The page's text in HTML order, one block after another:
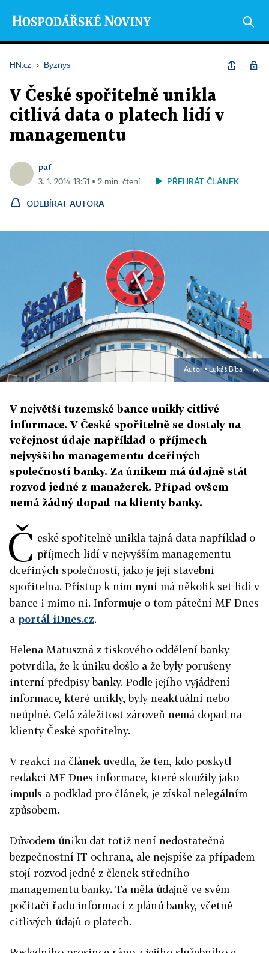
HN.cz › Byznys
V České spořitelně unikla
citlivá data o platech lidí v
managementu
paf
3. 1. 2014 13:51 ▪ 2 min. čtení PŘEHRÁT ČLÁNEK
ODEBÍRAT AUTORA
Autor ▪Lukáš Bíba
V největší tuzemské bance unikly citlivé
informace. V České spořitelně se dostaly na
veřejnost údaje například o příjmech
nejvyššího managementu dceřiných
společností banky. Za únikem má údajně stát
rozvod jedné z manažerek. Případ ovšem
nemá žádný dopad na klienty banky.
Č eské spořitelně unikla tajná data například o
příjmech lidí v nejvyšším managementu
dceřiných společností, jako je její stavební
spořitelna. Přístup k nim nyní má několik set lidí v
bance i mimo ni. Informuje o tom páteční MF Dnes
a portál iDnes.cz.
Helena Matuszná z tiskového oddělení banky
potvrdila, že k úniku došlo a že byly porušeny
interní předpisy banky. Podle jejího vyjádření
informace, které unikly, byly neaktuální nebo
neúplné. Celá záležitost zároveň nemá dopad na
klienty České spořitelny.
V reakci na článek uvedla, že ten, kdo poskytl
redakci MF Dnes informace, které sloužily jako
impuls a podklad pro článek, je získal nelegálním
způsobem.
Důvodem úniku dat totiž není nedostatečná
bezpečnostní IT ochrana, ale nejspíše za případem
stojí rozvod jedné z členek středního
managementu banky. Ta měla údajně ve svém
počítači řadu informací z plánů banky, včetně
citlivých údajů o platech.